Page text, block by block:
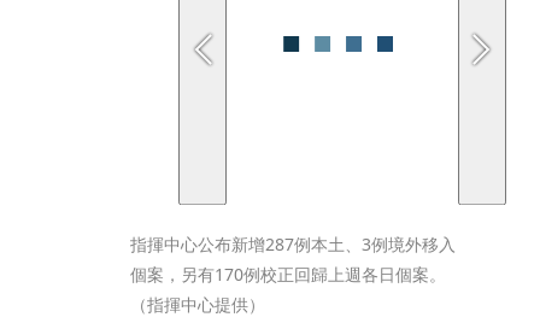
指揮中心公布新增287例本土、3例境外移入
個案，另有170例校正回歸上週各日個案。
（指揮中心提供）